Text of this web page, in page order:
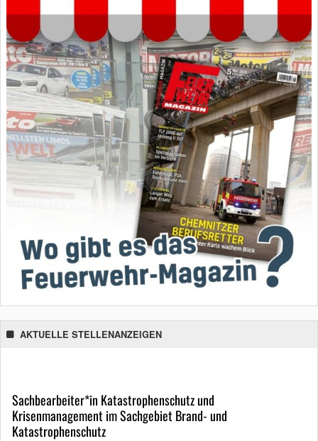
AKTUELLE STELLENANZEIGEN
Sachbearbeiter*in Katastrophenschutz und
Krisenmanagement im Sachgebiet Brand- und
Katastrophenschutz